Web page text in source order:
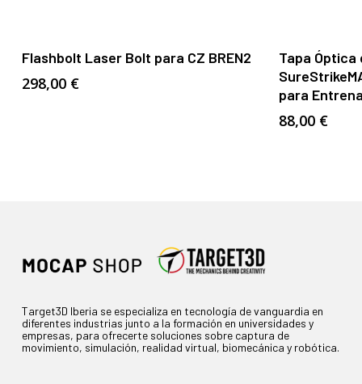
Flashbolt Laser Bolt para CZ BREN2
298,00 €
Tapa Óptica
para
88,00 €
Target3D Iberia se especializa en tecnología de vanguardia en
diferentes industrias junto a la formación en universidades y
empresas, para ofrecerte soluciones sobre captura de
movimiento, simulación, realidad virtual, biomecánica y robótica.